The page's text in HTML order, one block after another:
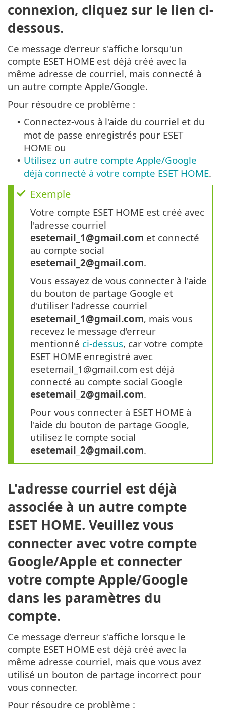
connexion, cliquez sur le lien ci-
dessous.
Ce message d'erreur s'affiche lorsqu'un
compte ESET HOME est déjà créé avec la
même adresse de courriel, mais connecté à
un autre compte Apple/Google.
Pour résoudre ce problème :
• Connectez-vous à l'aide du courriel et du
mot de passe enregistrés pour ESET
HOME ou
• Utilisez un autre compte Apple/Google
déjà connecté à votre compte ESET HOME.
Exemple
Votre compte ESET HOME est créé avec
l'adresse courriel
esetemail_1@gmail.com et connecté
au compte social
esetemail_2@gmail.com.
Vous essayez de vous connecter à l'aide
du bouton de partage Google et
d'utiliser l'adresse courriel
esetemail_1@gmail.com, mais vous
recevez le message d'erreur
mentionné ci-dessus, car votre compte
ESET HOME enregistré avec
esetemail_1@gmail.com est déjà
connecté au compte social Google
esetemail_2@gmail.com.
Pour vous connecter à ESET HOME à
l'aide du bouton de partage Google,
utilisez le compte social
esetemail_2@gmail.com.
L'adresse courriel est déjà
associée à un autre compte
ESET HOME. Veuillez vous
connecter avec votre compte
Google/Apple et connecter
votre compte Apple/Google
dans les paramètres du
compte.
Ce message d'erreur s'affiche lorsque le
compte ESET HOME est déjà créé avec la
même adresse courriel, mais que vous avez
utilisé un bouton de partage incorrect pour
vous connecter.
Pour résoudre ce problème :